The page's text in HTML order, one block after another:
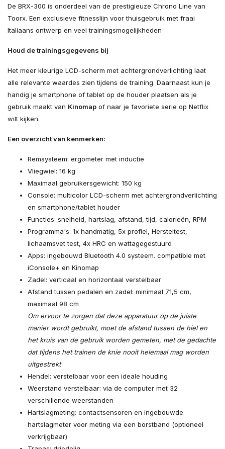
De BRX-300 is onderdeel van de prestigieuze Chrono Line van
Toorx. Een exclusieve fitnesslijn voor thuisgebruik met fraai
Italiaans ontwerp en veel trainingsmogelijkheden
Houd de trainingsgegevens bij
Het meer kleurige LCD-scherm met achtergrondverlichting laat
alle relevante waardes zien tijdens de training. Daarnaast kun je
handig je smartphone of tablet op de houder plaatsen als je
gebruik maakt van Kinomap of naar je favoriete serie op Netflix
wilt kijken.
Een overzicht van kenmerken:
Remsysteem: ergometer met inductie
Vliegwiel: 16 kg
Maximaal gebruikersgewicht: 150 kg
Console: multicolor LCD-scherm met achtergrondverlichting
en smartphone/tablet houder
Functies: snelheid, hartslag, afstand, tijd, calorieën, RPM
Programma's: 1x handmatig, 5x profiel, Hersteltest,
lichaamsvet test, 4x HRC en wattagegestuurd
Apps: ingebouwd Bluetooth 4.0 systeem. compatible met
iConsole+ en Kinomap
Zadel: verticaal en horizontaal verstelbaar
Afstand tussen pedalen en zadel: minimaal 71,5 cm,
maximaal 98 cm
Om ervoor te zorgen dat deze apparatuur op de juiste
manier wordt gebruikt, moet de afstand tussen de hiel en
het kruis van de gebruik worden gemeten, met de gedachte
dat tijdens het trainen de knie nooit helemaal mag worden
uitgestrekt
Hendel: verstelbaar voor een ideale houding
Weerstand verstelbaar: via de computer met 32
verschillende weerstanden
Hartslagmeting: contactsensoren en ingebouwde
hartslagmeter voor meting via een borstband (optioneel
verkrijgbaar)